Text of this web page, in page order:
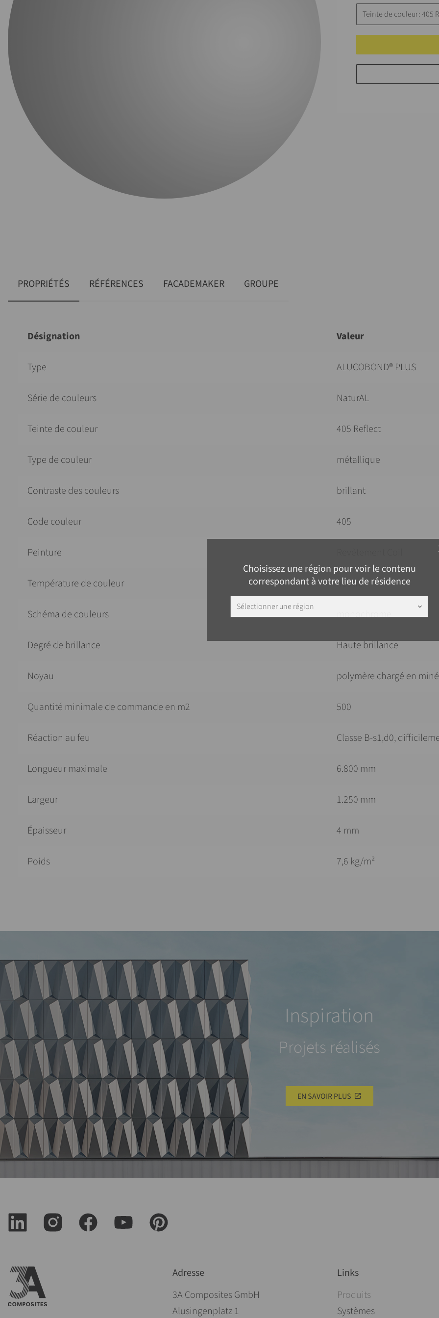
Choisissez une région pour voir le contenu
correspondant à votre lieu de résidence
Sélectionner une région keyboard_arrow_down
Teinte de couleur: 405
PROPRIÉTÉS RÉFÉRENCES FACADEMAKER GROUPE
Désignation Valeur
Type ALUCOBOND® PLUS
Série de couleurs NaturAL
Teinte de couleur 405 Reflect
Type de couleur métallique
Contraste des couleurs brillant
Code couleur 405
Peinture
Température de couleur neutre
Schéma de couleurs monochrome
Degré de brillance Haute brillance
Noyau polymère chargé en
Quantité minimale de commande en m2 500
Réaction au feu Classe B-s1,d0,
Longueur maximale 6.800 mm
Largeur 1.250 mm
Épaisseur 4 mm
Poids 7,6 kg/m²
Inspiration
Projets réalisés
EN SAVOIR PLUS
Adresse
3A Composites GmbH
Alusingenplatz 1
Links
Aller au contenu
Produits
Systèmes